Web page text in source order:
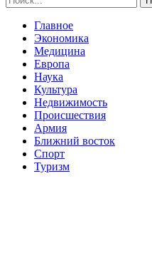
Главное
Экономика
Медицина
Европа
Наука
Культура
Недвижимость
Происшествия
Армия
Ближний восток
Спорт
Туризм